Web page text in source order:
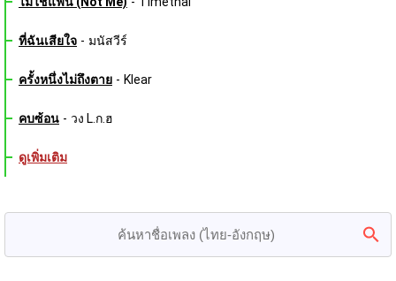
ที่ฉันเสียใจ - มนัสวีร์
ครั้งหนึ่งไม่ถึงตาย - Klear
คบซ้อน - วง L.ก.ฮ
ดูเพิ่มเติม